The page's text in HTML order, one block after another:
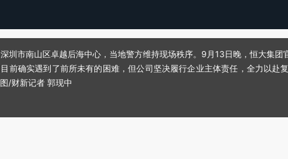
圳市南山区卓越后海中心，当地警方维持现场秩序。9月13日晚，恒大集
前确实遇到了前所未有的困难，但公司坚决履行企业主体责任，全力以赴
/财新记者 郭现中